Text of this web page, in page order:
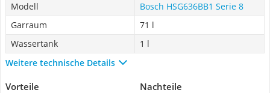
Modell
Bosch HSG636BB1 Serie 8
Garraum
71 l
Wassertank
1 l
Weitere technische Details
Vorteile Nachteile